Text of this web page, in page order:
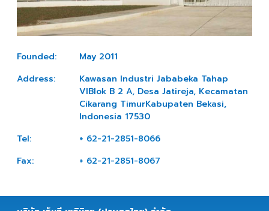
Founded:
May 2011
Address:
Kawasan Industri Jababeka Tahap
VIBlok B 2 A, Desa Jatireja, Kecamatan
Cikarang TimurKabupaten Bekasi,
Indonesia 17530
Tel:
+ 62-21-2851-8066
Fax:
+ 62-21-2851-8067